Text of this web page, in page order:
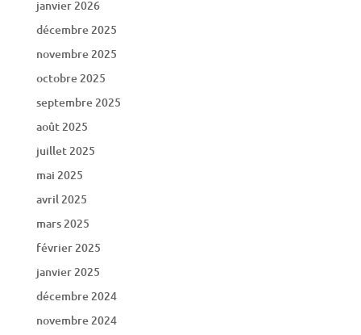
janvier 2026
décembre 2025
novembre 2025
octobre 2025
septembre 2025
août 2025
juillet 2025
mai 2025
avril 2025
mars 2025
février 2025
janvier 2025
décembre 2024
novembre 2024